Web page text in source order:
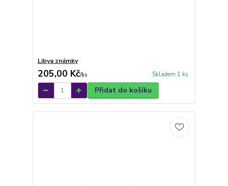
Libya známky
205,00 Kč/ks Skladem 1 ks
Přidat do košíku